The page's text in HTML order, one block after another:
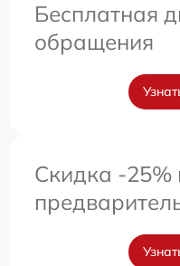
Бесплатная
обращения
Скидка -25%